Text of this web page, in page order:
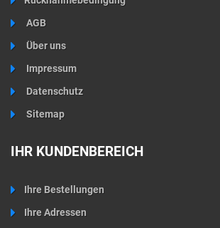
AGB
Über uns
Impressum
Datenschutz
Sitemap
IHR KUNDENBEREICH
Ihre Bestellungen
Ihre Adressen